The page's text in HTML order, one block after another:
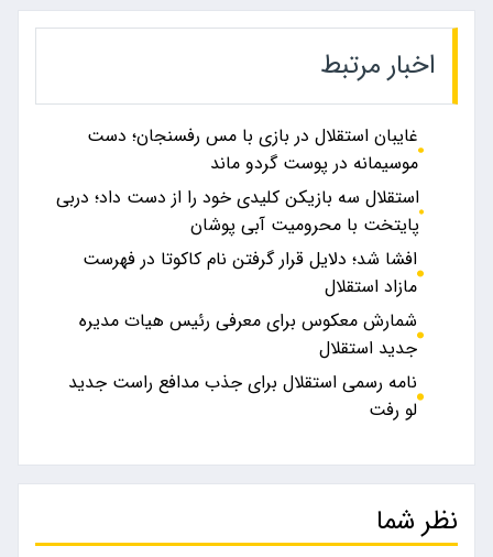
اخبار مرتبط
غایبان استقلال در بازی با مس رفسنجان؛ دست
موسیمانه در پوست گردو ماند
استقلال سه بازیکن کلیدی خود را از دست داد؛ دربی
پایتخت با محرومیت آبی پوشان
افشا شد؛ دلایل قرار گرفتن نام کاکوتا در فهرست
مازاد استقلال
شمارش معکوس برای معرفی رئیس هیات مدیره
جدید استقلال
نامه رسمی استقلال برای جذب مدافع راست جدید
لو رفت
نظر شما